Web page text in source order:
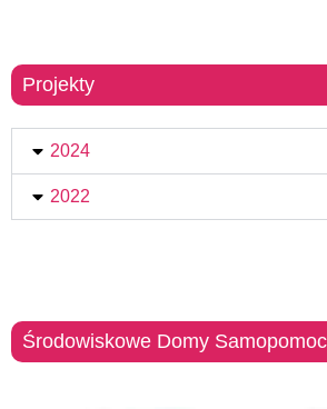
Projekty
2024
2022
Środowiskowe Domy